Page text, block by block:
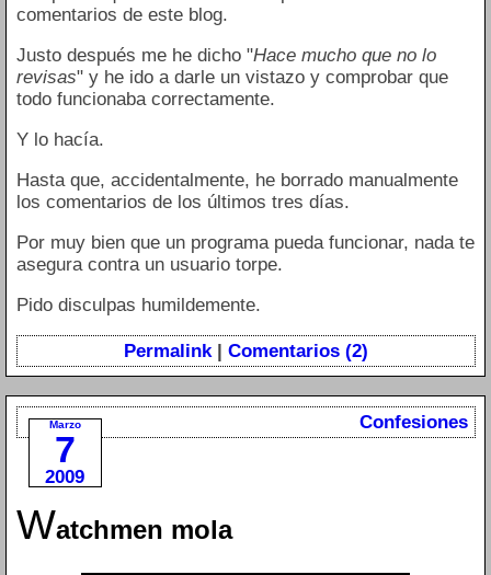
comentarios de este blog.
Justo después me he dicho "Hace mucho que no lo
revisas" y he ido a darle un vistazo y comprobar que
todo funcionaba correctamente.
Y lo hacía.
Hasta que, accidentalmente, he borrado manualmente
los comentarios de los últimos tres días.
Por muy bien que un programa pueda funcionar, nada te
asegura contra un usuario torpe.
Pido disculpas humildemente.
Permalink| Comentarios (2)
Marzo
7
2009
Confesiones
Watchmen mola